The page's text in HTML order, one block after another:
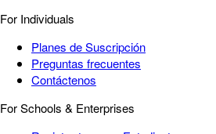
For Individuals
Planes de Suscripción
Preguntas frecuentes
Contáctenos
For Schools & Enterprises